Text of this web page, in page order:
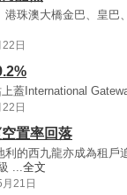
港珠澳大橋金巴、皇巴
日
蓋International
日
置率回落
利的西九龍亦成為租戶
...全文
21日